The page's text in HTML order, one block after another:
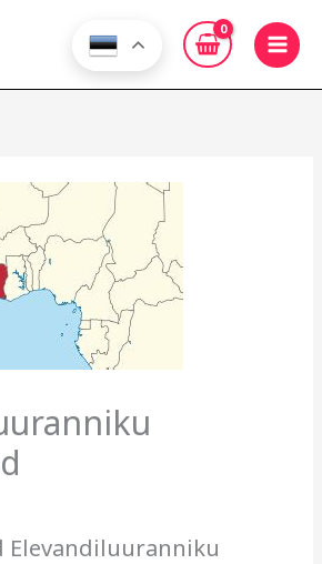
Elevandiluuranniku